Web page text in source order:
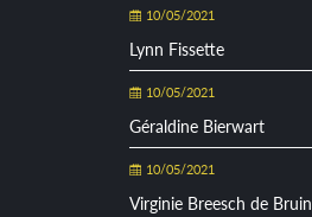
10/05/2021
Lynn Fissette
10/05/2021
Géraldine Bierwart
10/05/2021
Virginie Breesch de Bruin